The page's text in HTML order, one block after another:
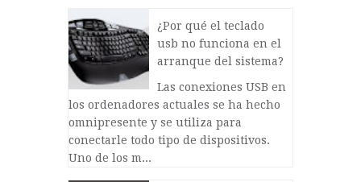
¿Por qué el teclado
usb no funciona en el
arranque del sistema?
Las conexiones USB en
los ordenadores actuales se ha hecho
omnipresente y se utiliza para
conectarle todo tipo de dispositivos.
Uno de los m...